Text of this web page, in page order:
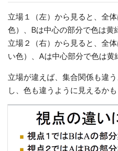
立場１（左）から見ると、全
色）、Bは中心の部分で色は黄
立場２（右）から見ると、全
い色）、Aは中心部分で色は黄
立場が違えば、集合関係も違
し、色も違うように見えるかも